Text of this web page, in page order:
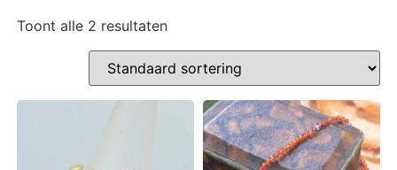
Toont alle 2 resultaten